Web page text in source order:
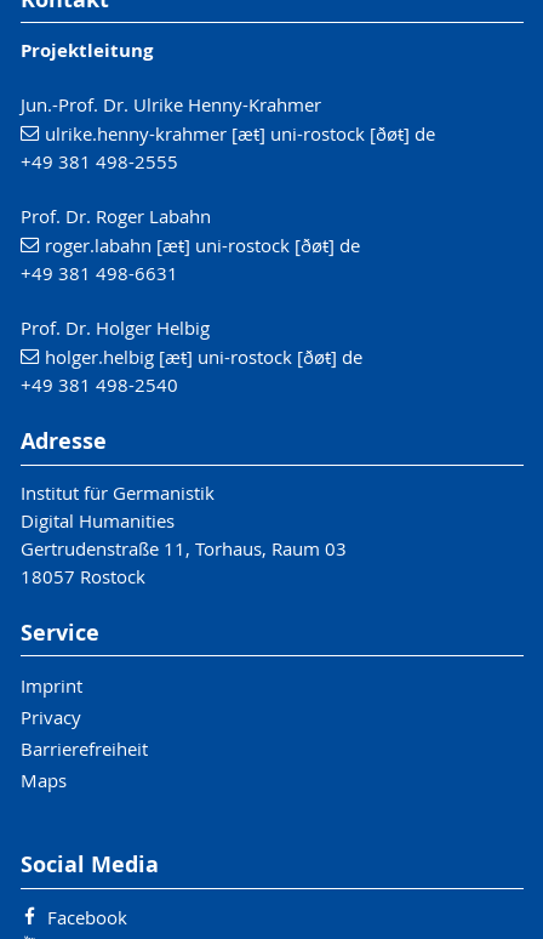
Projektleitung
Jun.-Prof. Dr. Ulrike Henny-Krahmer
ulrike.henny-krahmer [æŧ] uni-rostock [ðøŧ] de
+49 381 498-2555
Prof. Dr. Roger Labahn
roger.labahn [æŧ] uni-rostock [ðøŧ] de
+49 381 498-6631
Prof. Dr. Holger Helbig
holger.helbig [æŧ] uni-rostock [ðøŧ] de
+49 381 498-2540
Adresse
Institut für Germanistik
Digital Humanities
Gertrudenstraße 11, Torhaus, Raum 03
18057 Rostock
Service
Imprint
Privacy
Barrierefreiheit
Maps
Social Media
Facebook